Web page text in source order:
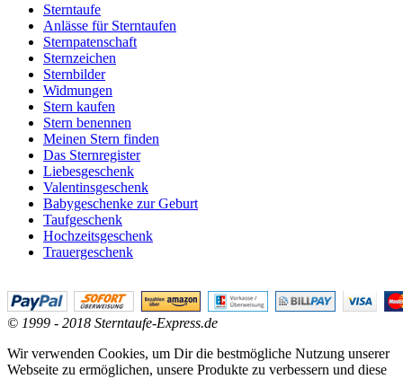
Sterntaufe
Anlässe für Sterntaufen
Sternpatenschaft
Sternzeichen
Sternbilder
Widmungen
Stern kaufen
Stern benennen
Meinen Stern finden
Das Sternregister
Liebesgeschenk
Valentinsgeschenk
Babygeschenke zur Geburt
Taufgeschenk
Hochzeitsgeschenk
Trauergeschenk
© 1999 - 2018 Sterntaufe-Express.de
Wir verwenden Cookies, um Dir die bestmögliche Nutzung unserer
Webseite zu ermöglichen, unsere Produkte zu verbessern und diese